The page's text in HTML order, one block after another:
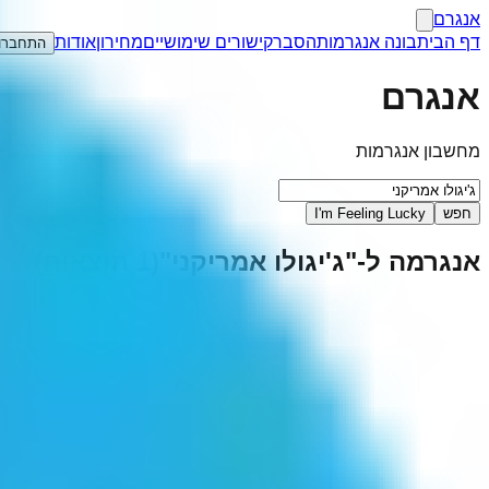
אנגרם
דף הביתבונה אנגרמותהסברקישורים שימושייםמחירוןאודות
אנגרם
מחשבון אנגרמות
חפש I'm Feeling Lucky
אנגרמה ל-"ג'יגולו אמריקני